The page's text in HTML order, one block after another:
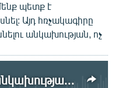
պետք է
Այդ հռչակագիրը
անկախության, ոչ
Լրացավ Հայաստանի անկախության հռչակագրի ընդունման 21 տարին